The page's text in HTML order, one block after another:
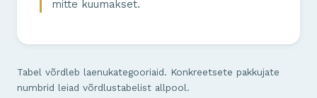
mitte kuumakset.
Tabel võrdleb laenukategooriaid. Konkreetsete pakkujate
numbrid leiad võrdlustabelist allpool.